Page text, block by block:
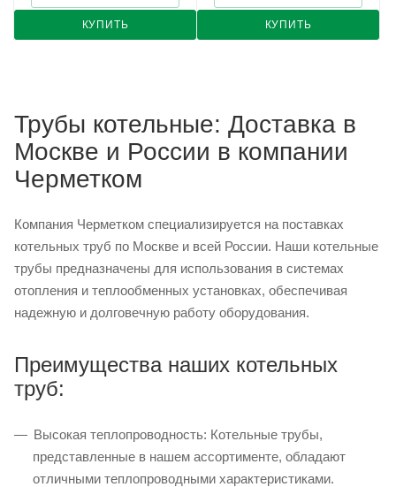
КУПИТЬ КУПИТЬ
Трубы котельные: Доставка в
Москве и России в компании
Черметком
Компания Черметком специализируется на поставках
котельных труб по Москве и всей России. Наши котельные
трубы предназначены для использования в системах
отопления и теплообменных установках, обеспечивая
надежную и долговечную работу оборудования.
Преимущества наших котельных
труб:
Высокая теплопроводность: Котельные трубы,
представленные в нашем ассортименте, обладают
отличными теплопроводными характеристиками.